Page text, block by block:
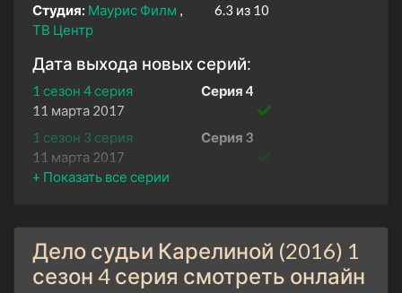
Студия: Маурис Филм
ТВ Центр
6.3 из 10
Дата выхода новых серий:
1 сезон 4 серия
Серия 4
11 марта 2017
1 сезон 3 серия
Серия 3
11 марта 2017
1 сезон 2 серия
1 сезон 1 серия
Серия 1
11 марта 2017
Дело судьи Карелиной (2016) 1
сезон 4 серия смотреть онлайн